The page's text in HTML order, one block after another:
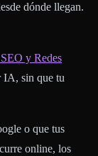
dónde llegan.
y Redes
IA, sin que tu
o que tus
online, los